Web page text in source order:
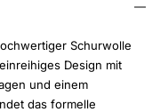
Schurwolle
Design mit
und einem
das formelle